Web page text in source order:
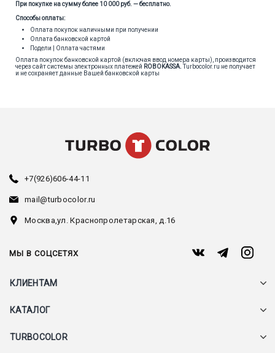
При покупке на сумму более 10 000 руб. — бесплатно.
Способы оплаты:
Оплата покупок наличными при получении
Оплата банковской картой
Подели | Оплата частями
Оплата покупок банковской картой (включая ввод номера карты), производится
через сайт системы электронных платежей ROBOKASSA.Turbocolor.ru не получает
и не сохраняет данные Вашей банковской карты
+7(926)606-44-11
mail@turbocolor.ru
Москва,ул. Краснопролетарская, д.16
МЫ В СОЦСЕТЯХ
КЛИЕНТАМ
КАТАЛОГ
TURBOCOLOR